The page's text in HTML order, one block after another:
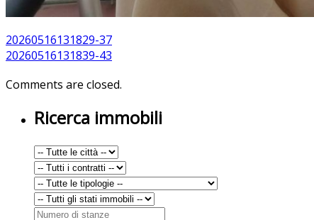
20260516131829-37
20260516131839-43
Comments are closed.
Ricerca immobili